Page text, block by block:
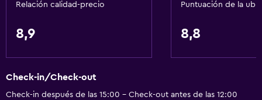
Relación calidad-precio
8,9
Puntuación de la
8,8
Check-in/Check-out
Check-in después de las 15:00 - Check-out antes de las 12:00